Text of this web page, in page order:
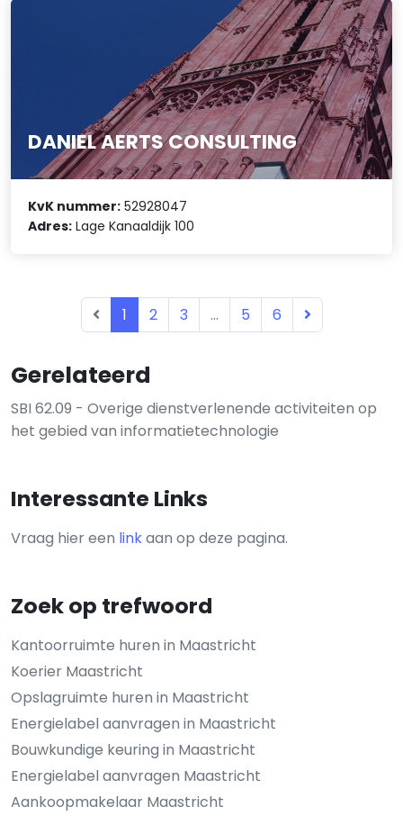
Gerelateerd
SBI 62.09 - Overige dienstverlenende activiteiten op
het gebied van informatietechnologie
Interessante Links
Vraag hier een linkaan op deze pagina.
Zoek op trefwoord
Kantoorruimte huren in Maastricht
Koerier Maastricht
Opslagruimte huren in Maastricht
Energielabel aanvragen in Maastricht
Bouwkundige keuring in Maastricht
Energielabel aanvragen Maastricht
Aankoopmakelaar Maastricht
DANIEL AERTS CONSULTING
KvK nummer: 52928047
Adres: Lage Kanaaldijk 100
1 2 3 ... 5 6